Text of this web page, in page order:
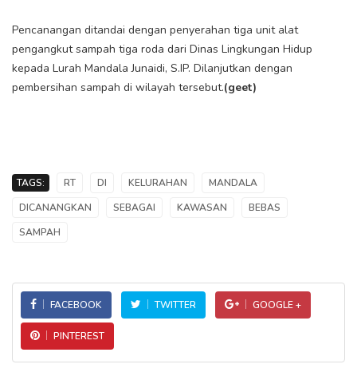
Pencanangan ditandai dengan penyerahan tiga unit alat
pengangkut sampah tiga roda dari Dinas Lingkungan Hidup
kepada Lurah Mandala Junaidi, S.IP. Dilanjutkan dengan
pembersihan sampah di wilayah tersebut.(geet)
TAGS: RT DI KELURAHAN
MANDALA
DICANANGKAN
SEBAGAI KAWASAN
BEBAS
SAMPAH
FACEBOOK TWITTER GOOGLE +
PINTEREST